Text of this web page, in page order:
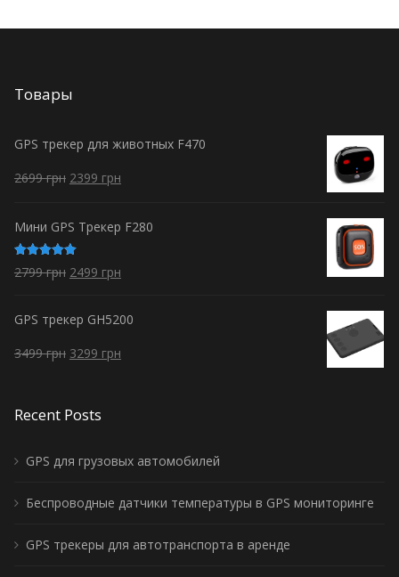
Товары
GPS трекер для животных F470
2699грн 2399 грн
Мини GPS Трекер F280
Оценка
5.00из 5
2799грн 2499 грн
GPS трекер GH5200
3499грн 3299 грн
Recent Posts
GPS для грузовых автомобилей
Беспроводные датчики температуры в GPS мониторинге
GPS трекеры для автотранспорта в аренде